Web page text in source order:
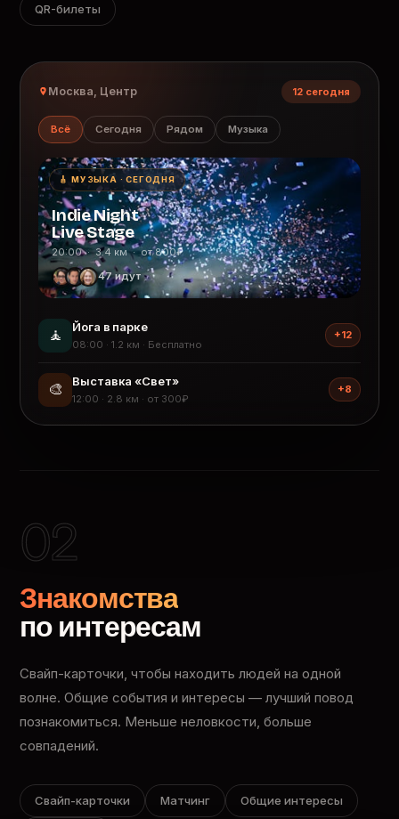
QR-билеты
Москва, Центр 12 сегодня
Всё Сегодня Рядом Музыка
🎸 МУЗЫКА · СЕГОДНЯ
Indie Night
Live Stage
20:00 · 3.4 км · от 800₽
47 идут
🧘 Йога в парке
08:00 · 1.2 км · Бесплатно
+12
🎨 Выставка «Свет»
12:00 · 2.8 км · от 300₽
+8
02
Знакомства
по интересам
Свайп-карточки, чтобы находить людей на одной
волне. Общие события и интересы — лучший повод
познакомиться. Меньше неловкости, больше
совпадений.
Свайп-карточки Матчинг Общие интересы